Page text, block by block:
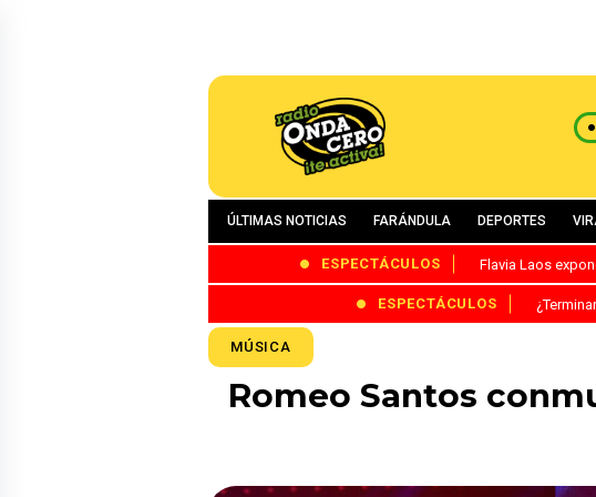
ÚLTIMAS NOTICIAS FARÁNDULA DEPORTES
ESPECTÁCULOS Flavia Laos
ESPECTÁCULOS
MÚSICA
Romeo Santos